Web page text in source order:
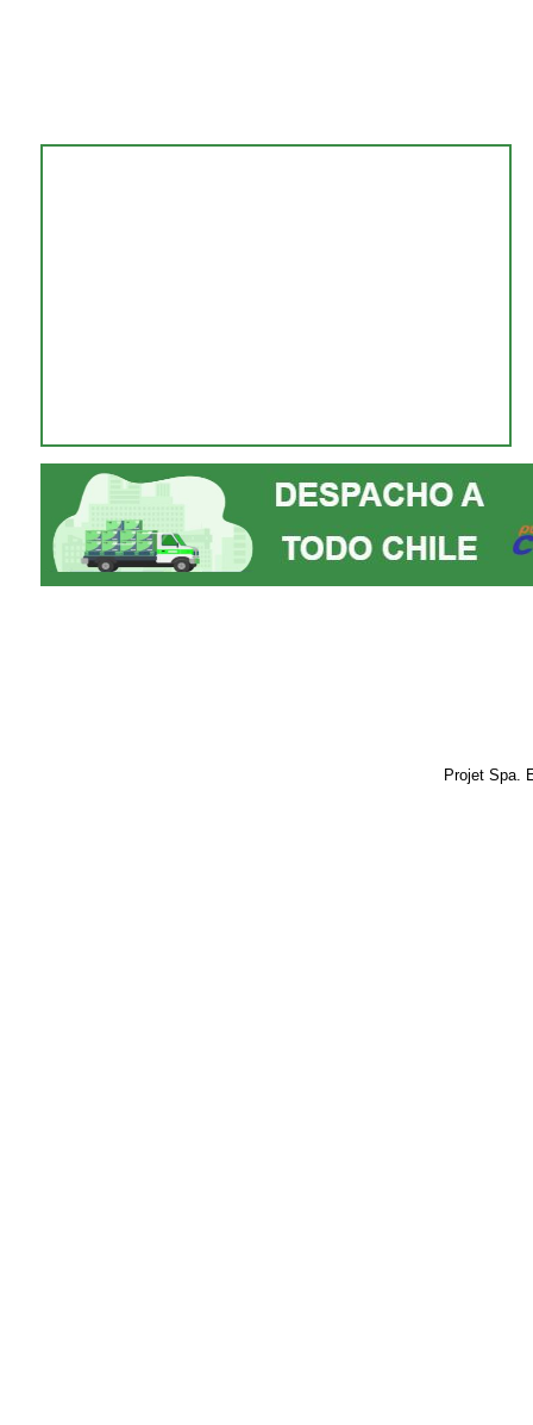
Projet Spa.